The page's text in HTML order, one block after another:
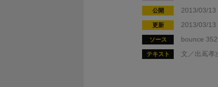
公開 2013/03/
更新 2013/03/
ソース bounce
テキスト 文／出嶌孝